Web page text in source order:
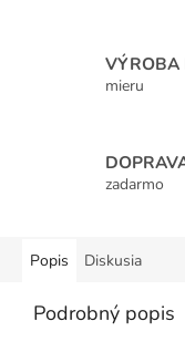
VÝROBA
mieru
zadarmo
Popis Diskusia
Podrobný popis